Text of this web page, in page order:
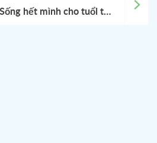
Vũ Trường Lệ Ngân: Sống hết mình cho tuổi trẻ